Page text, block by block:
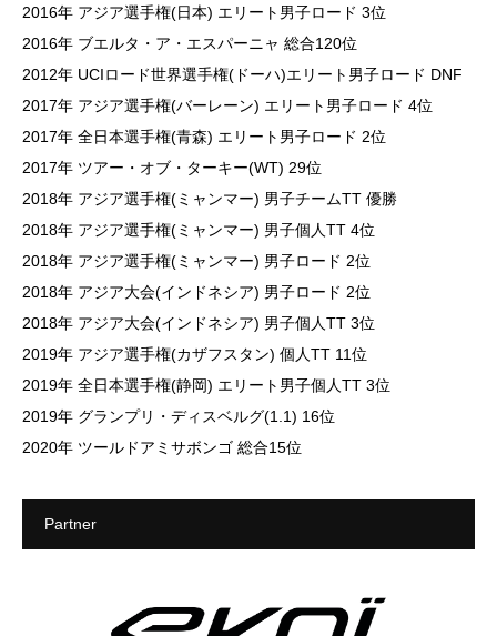
2016年 アジア選手権(日本) エリート男子ロード 3位
2016年 ブエルタ・ア・エスパーニャ 総合120位
2012年 UCIロード世界選手権(ドーハ)エリート男子ロード DNF
2017年 アジア選手権(バーレーン) エリート男子ロード 4位
2017年 全日本選手権(青森) エリート男子ロード 2位
2017年 ツアー・オブ・ターキー(WT) 29位
2018年 アジア選手権(ミャンマー) 男子チームTT 優勝
2018年 アジア選手権(ミャンマー) 男子個人TT 4位
2018年 アジア選手権(ミャンマー) 男子ロード 2位
2018年 アジア大会(インドネシア) 男子ロード 2位
2018年 アジア大会(インドネシア) 男子個人TT 3位
2019年 アジア選手権(カザフスタン) 個人TT 11位
2019年 全日本選手権(静岡) エリート男子個人TT 3位
2019年 グランプリ・ディスベルグ(1.1) 16位
2020年 ツールドアミサボンゴ 総合15位
Partner